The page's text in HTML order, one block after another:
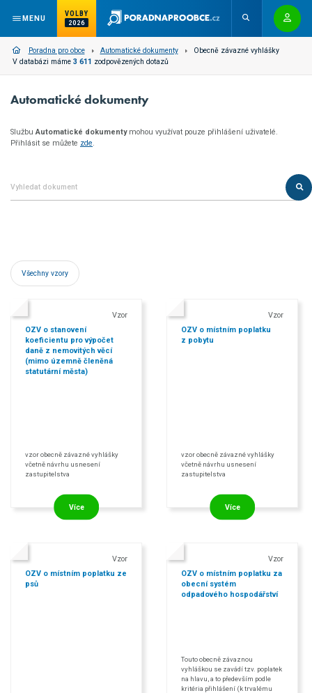
MENU
VOLBY
2026
Poradna pro obce Automatické dokumenty
Obecně závazné vyhlášky
V databázi máme 3 611 zodpovězených dotazů
Automatické dokumenty
SlužbuAutomatické dokumentymohou využívat pouze přihlášení uživatelé.
Přihlásit se můžete zde.
Všechny vzory
Vzor
OZV o stanovení
koeficientu pro výpočet
daně z nemovitých věcí
(mimo územně členěná
statutární města)
vzor obecně závazné vyhlášky
včetně návrhu usnesení
zastupitelstva
Více
Vzor
OZV o místním poplatku
z pobytu
vzor obecně závazné vyhlášky
včetně návrhu usnesení
zastupitelstva
Více
Vzor
OZV o místním poplatku ze
psů
Vzor
OZV o místním poplatku za
obecní systém
odpadového hospodářství
Touto obecně závaznou
vyhláškou se zavádí tzv. poplatek
na hlavu, a to především podle
kritéria přihlášení (k trvalému